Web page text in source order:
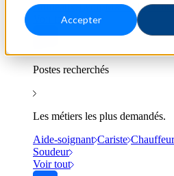
Accepter
Bordeaux Lyon Marseille
Voir tout
Postes recherchés
Les métiers les plus demandés.
Aide-soignant Cariste
Soudeur
Voir tout